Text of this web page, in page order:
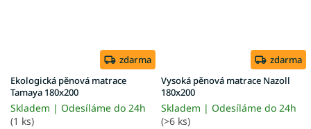
zdarma
Ekologická pěnová matrace
Tamaya 180x200
Skladem | Odesíláme do 24h
(1 ks)
zdarma
Vysoká pěnová matrace Nazoll
180x200
Skladem | Odesíláme do 24h
(>6 ks)